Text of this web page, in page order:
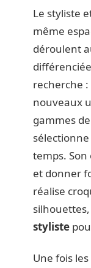
Le styliste
même
déroulent
recherche :
nouveaux
gammes de
sélectionne
temps.
et donner
réalise
styliste
Une fois